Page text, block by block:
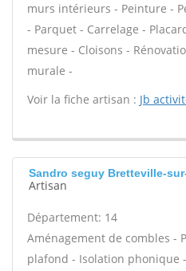
murs intérieurs - Peinture -
- Parquet - Carrelage -
mesure - Cloisons -
murale -
Voir la fiche artisan : Jb
Sandro seguy Bretteville-
Artisan
Département: 14
Aménagement de combles -
plafond - Isolation phonique